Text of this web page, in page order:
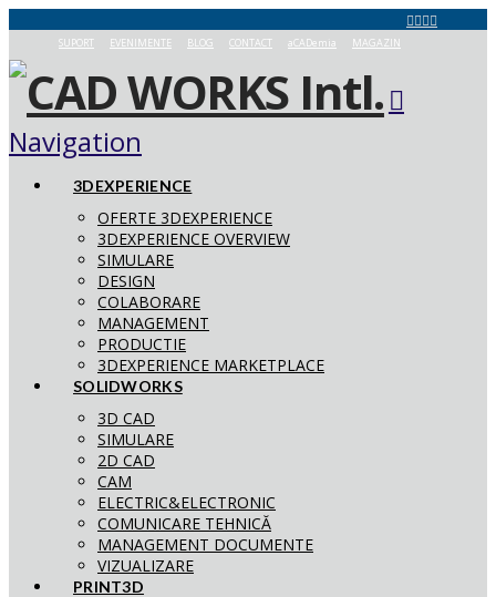
SUPORT EVENIMENTE BLOG CONTACT aCADemia MAGAZIN
Navigation
3DEXPERIENCE
OFERTE 3DEXPERIENCE
3DEXPERIENCE OVERVIEW
SIMULARE
DESIGN
COLABORARE
MANAGEMENT
PRODUCTIE
3DEXPERIENCE MARKETPLACE
SOLIDWORKS
3D CAD
SIMULARE
2D CAD
CAM
ELECTRIC&ELECTRONIC
COMUNICARE TEHNICĂ
MANAGEMENT DOCUMENTE
VIZUALIZARE
PRINT3D